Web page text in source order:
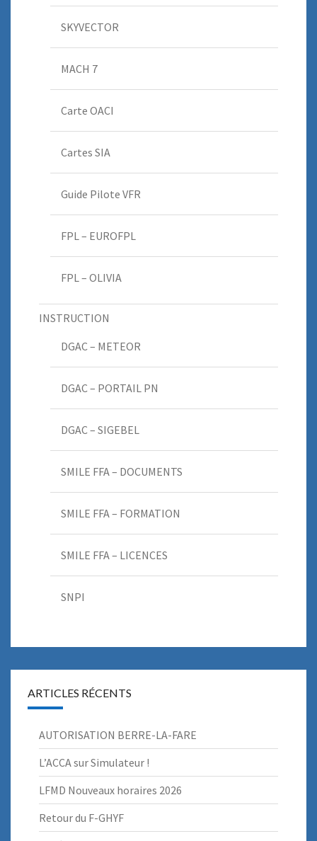
SKYVECTOR
MACH 7
Carte OACI
Cartes SIA
Guide Pilote VFR
FPL – EUROFPL
FPL – OLIVIA
INSTRUCTION
DGAC – METEOR
DGAC – PORTAIL PN
DGAC – SIGEBEL
SMILE FFA – DOCUMENTS
SMILE FFA – FORMATION
SMILE FFA – LICENCES
SNPI
ARTICLES RÉCENTS
AUTORISATION BERRE-LA-FARE
L’ACCA sur Simulateur !
LFMD Nouveaux horaires 2026
Retour du F-GHYF